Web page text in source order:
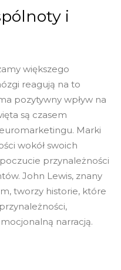
i
większego
reagują na to
pozytywny wpływ na
są czasem
Marki
wokół swoich
przynależności
John Lewis, znany
tworzy historie, które
narracją.